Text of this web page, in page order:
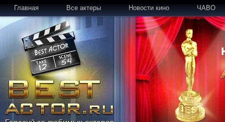
Главная Все актеры Новости кино ЧАВО